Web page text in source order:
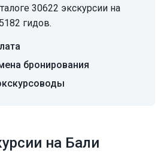
30622 экскурсии на
гидов.
бронирования
на Бали